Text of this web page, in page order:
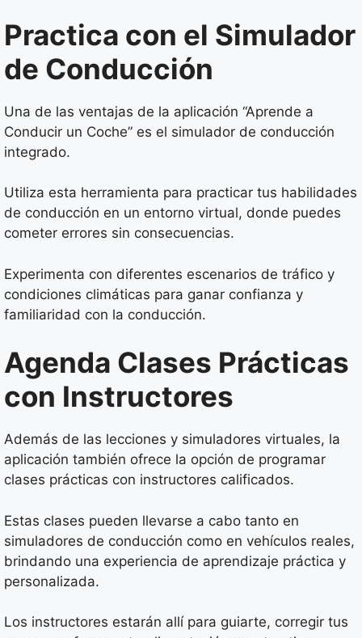
Practica con el Simulador
de Conducción
Una de las ventajas de la aplicación “Aprende a
Conducir un Coche” es el simulador de conducción
integrado.
Utiliza esta herramienta para practicar tus habilidades
de conducción en un entorno virtual, donde puedes
cometer errores sin consecuencias.
Experimenta con diferentes escenarios de tráfico y
condiciones climáticas para ganar confianza y
familiaridad con la conducción.
Agenda Clases Prácticas
con Instructores
Además de las lecciones y simuladores virtuales, la
aplicación también ofrece la opción de programar
clases prácticas con instructores calificados.
Estas clases pueden llevarse a cabo tanto en
simuladores de conducción como en vehículos reales,
brindando una experiencia de aprendizaje práctica y
personalizada.
Los instructores estarán allí para guiarte, corregir tus